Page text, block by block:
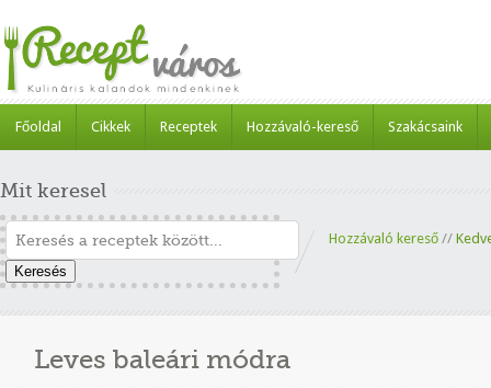
Főoldal Cikkek Receptek Hozzávaló-kereső Szakácsaink
Mit keresel
Keresés
Hozzávaló kereső //
Leves baleári módra